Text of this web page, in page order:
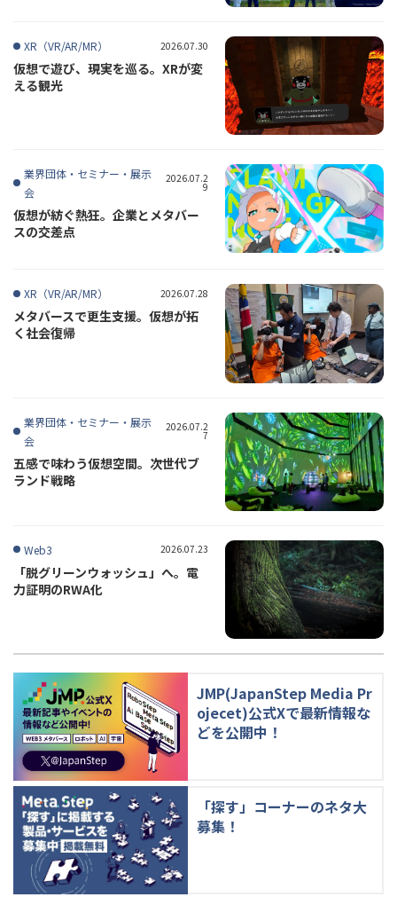
XR（VR/AR/MR） 2026.07.30
仮想で遊び、現実を巡る。XRが変
える観光
業界団体・セミナー・展示
会
2026.07.2
9
仮想が紡ぐ熱狂。企業とメタバー
スの交差点
XR（VR/AR/MR） 2026.07.28
メタバースで更生支援。仮想が拓
く社会復帰
業界団体・セミナー・展示
会
2026.07.2
7
五感で味わう仮想空間。次世代ブ
ランド戦略
Web3 2026.07.23
「脱グリーンウォッシュ」へ。電
力証明のRWA化
JMP(JapanStep Media Pr
ojecet)公式Xで最新情報な
どを公開中！
「探す」コーナーのネタ大
募集！